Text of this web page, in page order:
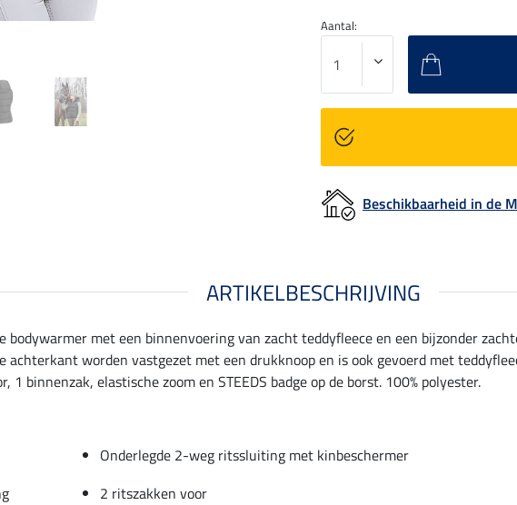
Aantal:
Beschikbaarheid in de
ARTIKELBESCHRIJVING
bodywarmer met een binnenvoering van zacht teddyfleece en een bijzonder
achterkant worden vastgezet met een drukknoop en is ook gevoerd met
1 binnenzak, elastische zoom en STEEDS badge op de borst. 100% polyester.
Onderlegde 2-weg ritssluiting met kinbeschermer
2 ritszakken voor